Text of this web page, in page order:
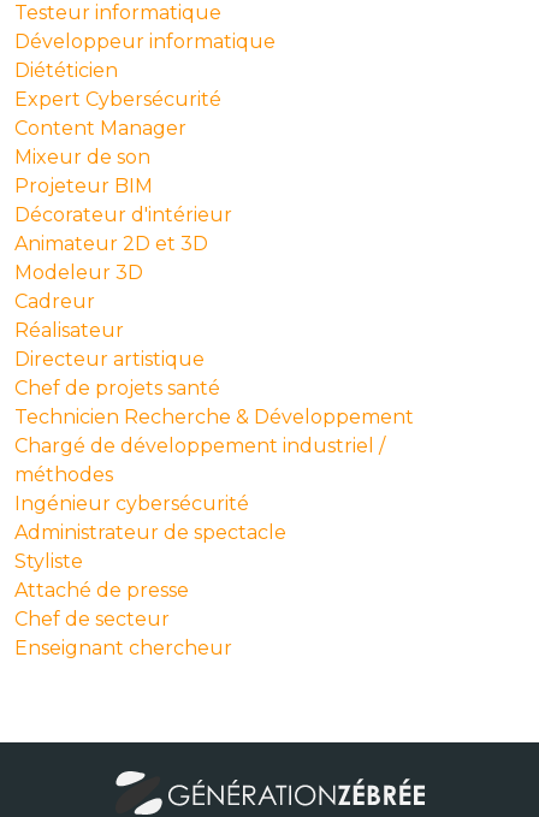
Testeur informatique
Développeur informatique
Diététicien
Expert Cybersécurité
Content Manager
Mixeur de son
Projeteur BIM
Décorateur d'intérieur
Animateur 2D et 3D
Modeleur 3D
Cadreur
Réalisateur
Directeur artistique
Chef de projets santé
Technicien Recherche & Développement
Chargé de développement industriel /
méthodes
Ingénieur cybersécurité
Administrateur de spectacle
Styliste
Attaché de presse
Chef de secteur
Enseignant chercheur